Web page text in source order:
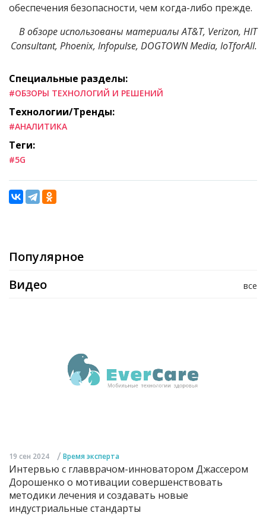
обеспечения безопасности, чем когда-либо прежде.
В обзоре использованы материалыAT&T, Verizon, HIT
Consultant, Phoenix, Infopulse, DOGTOWN Media, IoTforAll.
Специальные разделы:
#ОБЗОРЫ ТЕХНОЛОГИЙ И РЕШЕНИЙ
Технологии/Тренды:
#АНАЛИТИКА
Теги:
#5G
Популярное
все
Видео
19 сен 2024 / Время эксперта
Интервью с главврачом-инноватором Джассером
Дорошенко о мотивации совершенствовать
методики лечения и создавать новые
индустриальные стандарты